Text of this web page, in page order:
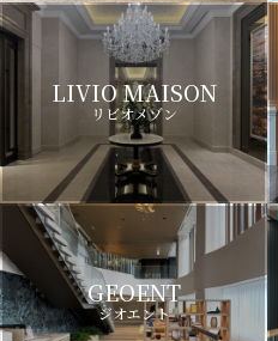
LIVIO MAISON
リビオメゾン
GEOENT
ジオエント